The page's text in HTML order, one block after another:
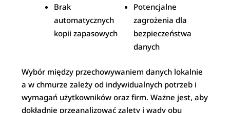
Brak
automatycznych
kopii zapasowych
Potencjalne
zagrożenia dla
bezpieczeństwa
danych
Wybór między przechowywaniem danych lokalnie
a w chmurze zależy od indywidualnych potrzeb i
wymagań użytkowników oraz firm. Ważne jest, aby
dokładnie przeanalizować zalety i wady obu